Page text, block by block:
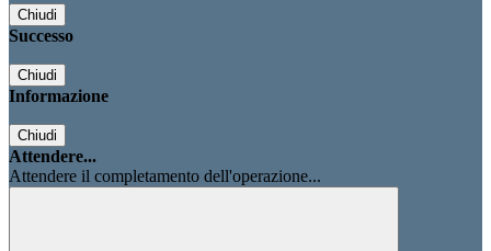
Chiudi
Successo
Chiudi
Informazione
Chiudi
Attendere...
Attendere il completamento dell'operazione...